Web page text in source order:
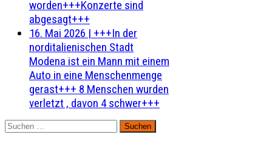
worden+++Konzerte sind
abgesagt+++
16. Mai 2026 | +++In der
norditalienischen Stadt
Modena ist ein Mann mit einem
Auto in eine Menschenmenge
gerast+++ 8 Menschen wurden
verletzt , davon 4 schwer+++
Suchen
nach: